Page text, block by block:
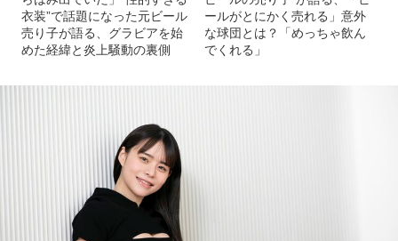
衣装”で話題になった元ビール
売り子が語る、グラビアを始
めた経緯と炎上騒動の裏側
ールがとにかく売れる」意外
な球団とは？「めっちゃ飲ん
でくれる」